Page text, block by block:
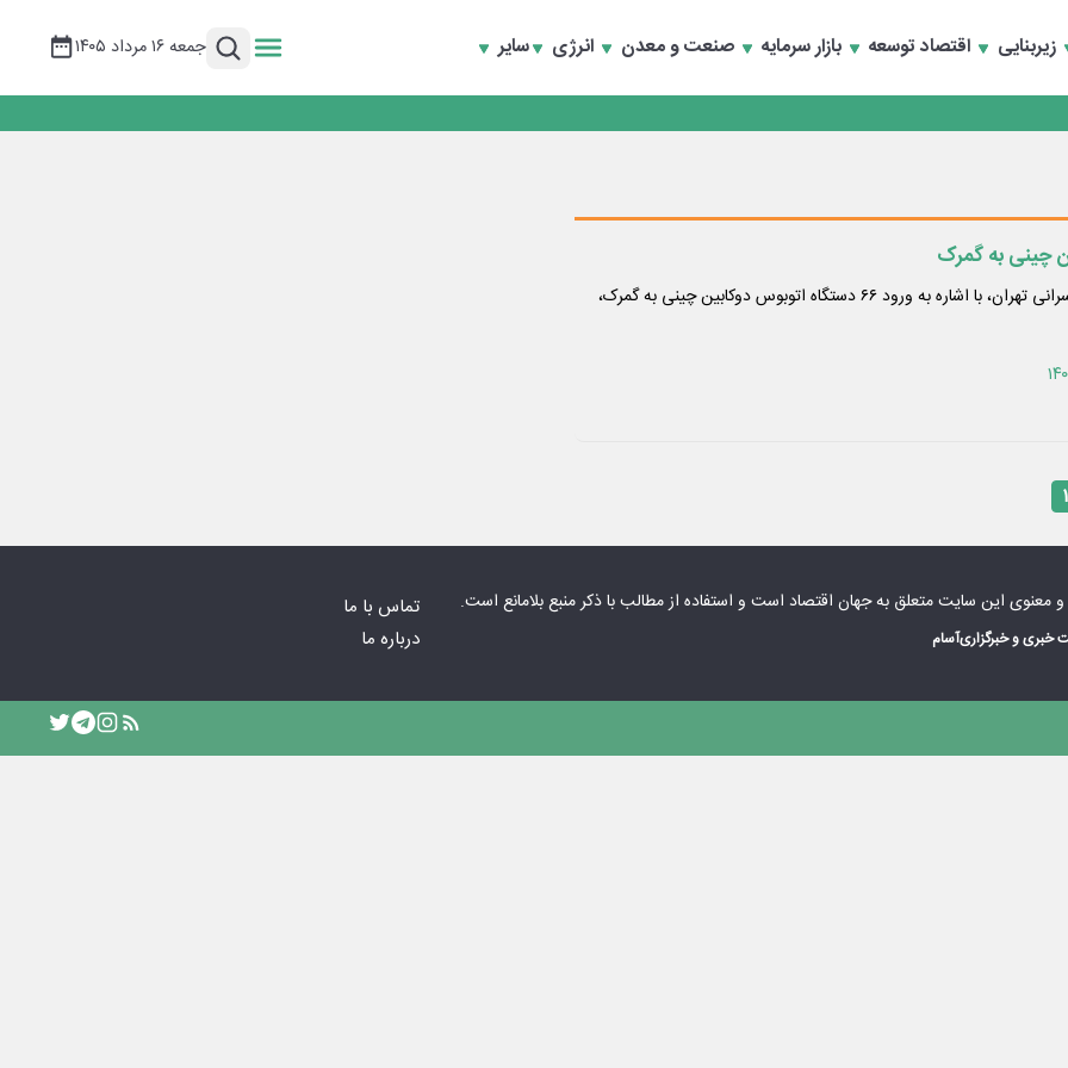
زیربنایی اقتصاد توسعه بازار سرمایه صنعت و معدن انرژی سایر جمعه ۱۶ مرداد ۱۴۰۵
تجارت و همگرایی منطقه‌ای
منطقه یک
مدیرعامل شرکت واحد اتوبوسرانی تهران، با اشاره به ورود ۶۶ دستگاه اتوبوس دوکابین چینی به گمرک،
۱
معنوی این سایت متعلق بهجهان اقتصاد است و استفاده از مطالب با ذکر منبع بلامانع است.
خبری و خبرگزاریآسام
تماس با ما
درباره ما